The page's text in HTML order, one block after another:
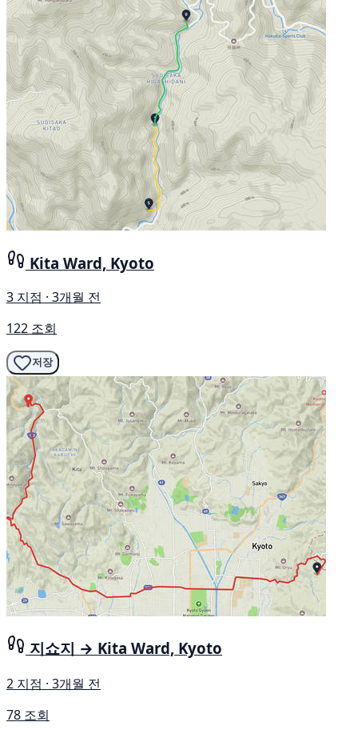
Kita Ward, Kyoto
3 지점 · 3개월 전
122 조회
저장
지쇼지 → Kita Ward, Kyoto
2 지점 · 3개월 전
78 조회